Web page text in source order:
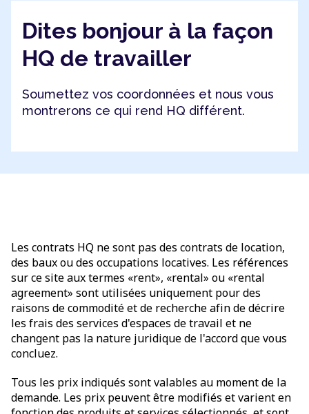
Dites bonjour à la façon
HQ de travailler
Soumettez vos coordonnées et nous vous
montrerons ce qui rend HQ différent.
Les contrats HQ ne sont pas des contrats de location,
des baux ou des occupations locatives. Les références
sur ce site aux termes «rent», «rental» ou «rental
agreement» sont utilisées uniquement pour des
raisons de commodité et de recherche afin de décrire
les frais des services d'espaces de travail et ne
changent pas la nature juridique de l'accord que vous
concluez.
Tous les prix indiqués sont valables au moment de la
demande. Les prix peuvent être modifiés et varient en